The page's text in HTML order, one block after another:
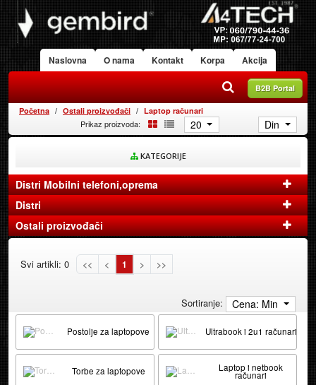
Naslovna O nama Kontakt Korpa Akcija
B2B Portal
Početna Ostali proizvođači Laptop računari
Prikaz proizvoda: 20 Din
KATEGORIJE
Distri Mobilni telefoni,oprema
Distri
Ostali proizvođači
Svi artikli: 0 << < 1 > >>
Sortiranje: Cena: Min
Postolje za laptopove Ultrabook i 2u1 računari
Torbe za laptopove Laptop i netbook
računari